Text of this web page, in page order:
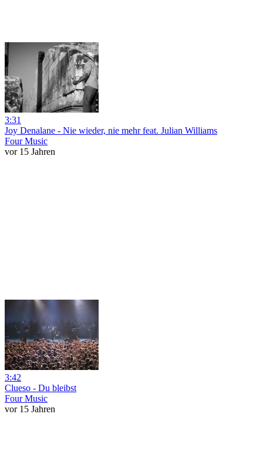
3:31
Joy Denalane - Nie wieder, nie mehr feat. Julian Williams
Four Music
vor 15 Jahren
3:42
Clueso - Du bleibst
Four Music
vor 15 Jahren